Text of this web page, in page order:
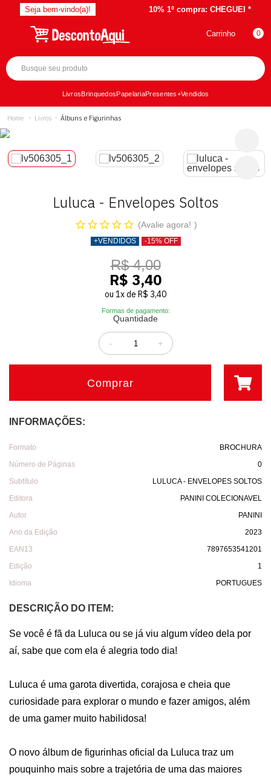
Seja bem-vindo(a)! 10% 1º compra: CHEGUEI *
Carrinho 0
LivrosBrinquedosPapelariaPresentes+Vendidos
Livros Álbuns e Figurinhas
Luluca - Envelopes Soltos
Avalie agora!
+VENDIDOS -15% OFF
R$ 4,00
R$ 3,40
ou 1xde R$ 3,40
Formas de pagamento:
Quantidade
+
-
Comprar
INFORMAÇÕES:
Formato
BROCHURA
Número de Páginas
0
Subtítulo
LULUCA - ENVELOPES SOLTOS
Editora
PANINI COLECIONAVEL
Autor
PANINI
Ano da Edição
2023
EAN13
7897653541201
Edição
1
Idioma
PORTUGUES
DESCRIÇÃO DO ITEM:
Se você é fã da Luluca ou se já viu algum vídeo dela por
aí, sabe que com ela é alegria todo dia!
Luluca é uma garota divertida, corajosa e cheia que
curiosidade para explorar o mundo e fazer amigos, além
de uma gamer muito habilidosa!
O novo álbum de figurinhas oficial da Luluca traz um
pouquinho mais sobre a trajetória de uma das maiores